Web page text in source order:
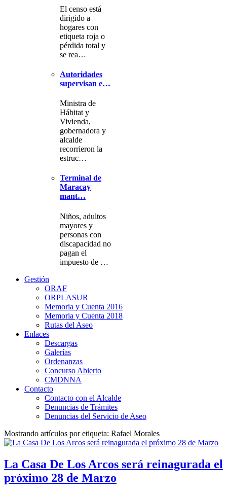
El censo está
dirigido a
hogares con
etiqueta roja o
pérdida total y
se rea…
Autoridades
supervisan e…
Ministra de
Hábitat y
Vivienda,
gobernadora y
alcalde
recorrieron la
estruc…
Terminal de
Maracay
mant…
Niños, adultos
mayores y
personas con
discapacidad no
pagan el
impuesto de …
Gestión
ORAF
ORPLASUR
Memoria y Cuenta 2016
Memoria y Cuenta 2018
Rutas del Aseo
Enlaces
Descargas
Galerías
Ordenanzas
Concurso Abierto
CMDNNA
Contacto
Contacto con el Alcalde
Denuncias de Trámites
Denuncias del Servicio de Aseo
Mostrando artículos por etiqueta: Rafael Morales
La Casa De Los Arcos será reinagurada el
próximo 28 de Marzo